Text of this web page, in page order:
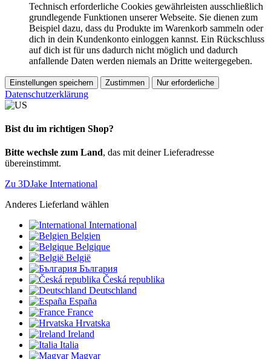
Technisch erforderliche Cookies gewährleisten ausschließlich
grundlegende Funktionen unserer Webseite. Sie dienen zum
Beispiel dazu, dass du Produkte im Warenkorb sammeln oder
dich in dein Kundenkonto einloggen kannst. Ein Rückschluss
auf dich ist für uns dadurch nicht möglich und dadurch
anfallende Daten werden niemals an Dritte weitergegeben.
Einstellungen speichern Zustimmen Nur erforderliche
Datenschutzerklärung
Bist du im richtigen Shop?
Bitte wechsle zum Land, das mit deiner Lieferadresse
übereinstimmt.
Zu 3DJake International
Anderes Lieferland wählen
International
Belgien
Belgique
België
България
Česká republika
Deutschland
España
France
Hrvatska
Ireland
Italia
Magyar